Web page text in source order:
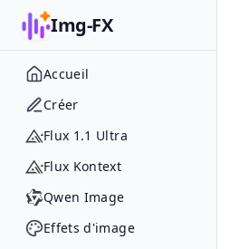
Img-FX
Accueil
Créer
Flux 1.1 Ultra
Flux Kontext
Qwen Image
Effets d'image